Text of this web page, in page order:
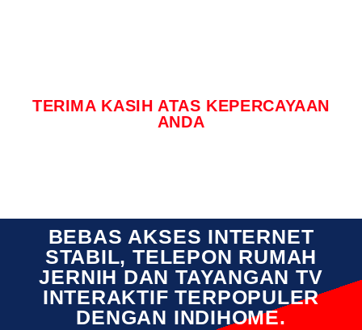
TERIMA KASIH ATAS KEPERCAYAAN
ANDA
BEBAS AKSES INTERNET
STABIL, TELEPON RUMAH
JERNIH DAN TAYANGAN TV
INTERAKTIF TERPOPULER
DENGAN INDIHOME.